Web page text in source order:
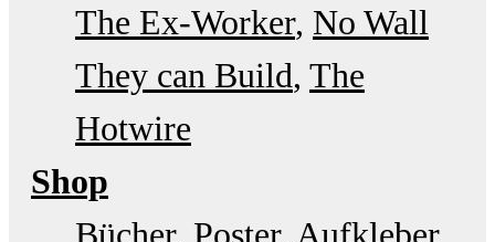
The Ex-Worker No Wall
They can Build The
Hotwire
Shop
Bücher, Poster, Aufkleber